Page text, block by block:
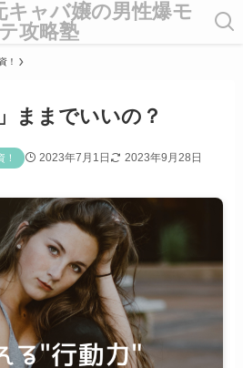
キャバ嬢の男性爆モ
テ攻略塾
！
ままでいいの？
2023年7月1日 2023年9月28日